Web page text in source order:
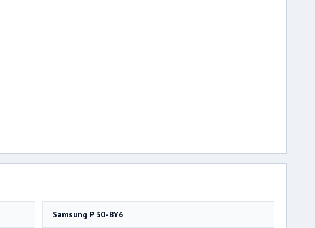
Samsung P 30-BY6